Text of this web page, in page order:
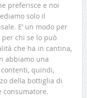
preferisce e noi
solo il
E’ un modo per
chi se lo può
che ha in cantina,
abbiamo una
quindi,
della bottiglia di
consumatore.